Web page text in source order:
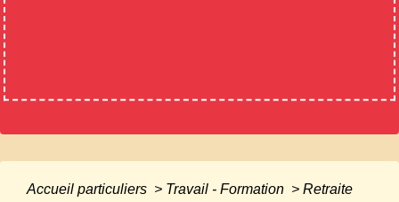
Accueil particuliers > Travail - Formation > Retraite